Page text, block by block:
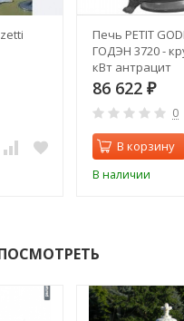
Печь PETIT
ГОДЭН 3720 -
кВт антрацит
86 622 ₽
0
В корзину
В наличии